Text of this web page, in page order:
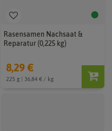
Rasensamen Nachsaat &
Reparatur (0,225 kg)
8,29 €
225 g | 36,84 € / kg